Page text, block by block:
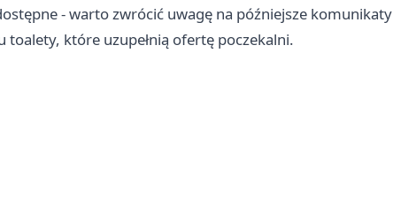
- warto zwrócić uwagę na późniejsze komunikaty
które uzupełnią ofertę poczekalni.